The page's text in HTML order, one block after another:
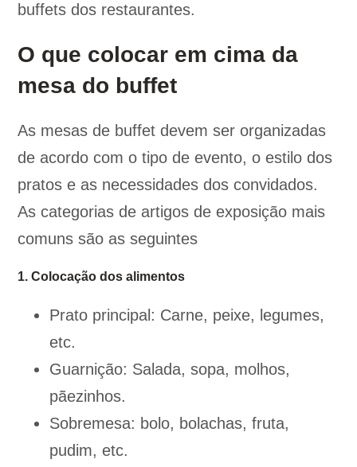
buffets dos restaurantes.
O que colocar em cima da
mesa do buffet
As mesas de buffet devem ser organizadas
de acordo com o tipo de evento, o estilo dos
pratos e as necessidades dos convidados.
As categorias de artigos de exposição mais
comuns são as seguintes
1. Colocação dos alimentos
Prato principal: Carne, peixe, legumes,
etc.
Guarnição: Salada, sopa, molhos,
pãezinhos.
Sobremesa: bolo, bolachas, fruta,
pudim, etc.